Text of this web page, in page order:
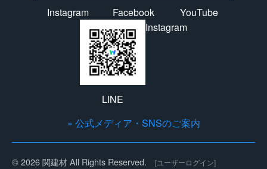
Instagram Facebook YouTube
LINE
Instagram
» 公式メディア・SNSのご案内
© 2026 関建材 All Rights Reserved. [ユーザーログイン]